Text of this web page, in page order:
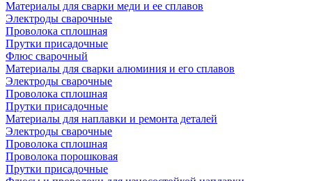
Материалы для сварки меди и ее сплавов
Электроды сварочные
Проволока сплошная
Прутки присадочные
Флюс сварочный
Материалы для сварки алюминия и его сплавов
Электроды сварочные
Проволока сплошная
Прутки присадочные
Материалы для наплавки и ремонта деталей
Электроды сварочные
Проволока сплошная
Проволока порошковая
Прутки присадочные